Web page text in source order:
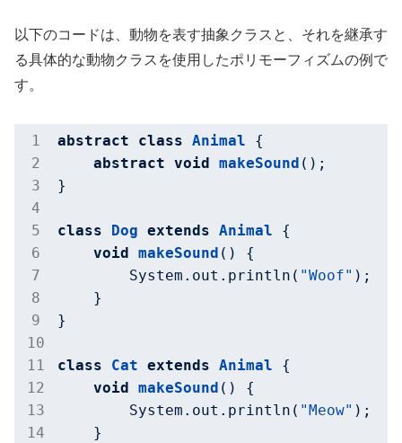
以下のコードは、動物を表す抽象クラスと、それを継承す
る具体的な動物クラスを使用したポリモーフィズムの例で
す。
abstract class Animal
{
abstract void makeSound () ;
}
class Dog extends Animal
{
void makeSound ()
{
        System.out.println(
"Woof" );
    }
}
class Cat extends Animal
{
void makeSound ()
{
        System.out.println(
"Meow" );
    }